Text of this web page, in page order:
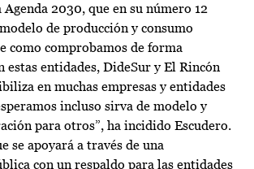
2030, que en su número 12
de producción y consumo
como comprobamos de forma
estas entidades, DideSur y El Rincón
en muchas empresas y entidades
incluso sirva de modelo y
para otros”, ha incidido Escudero.
se apoyará a través de una
con un respaldo para las entidades